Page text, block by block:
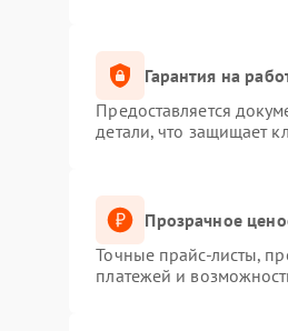
Гарантия на
Предоставляется
детали, что защищает
Прозрачное
Точные прайс-листы,
платежей и